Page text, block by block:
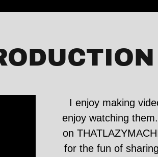
I enjoy making
enjoy watching
on
for the fun of